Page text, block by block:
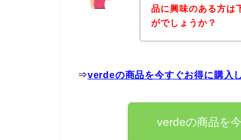
品に興味のある方は
がでしょうか？
⇒verdeの商品を今すぐお得に購入
verdeの商品を